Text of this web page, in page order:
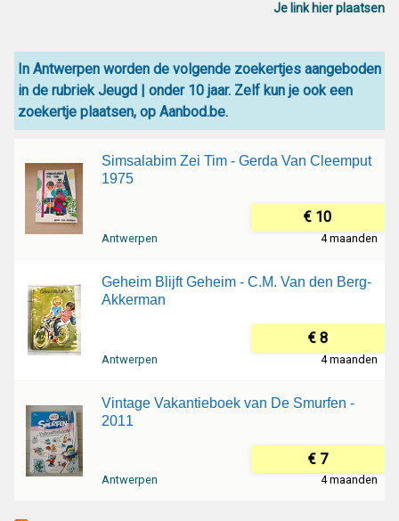
Je link hier plaatsen
In Antwerpen worden de volgende zoekertjes aangeboden
in de rubriek Jeugd | onder 10 jaar. Zelf kun je ook een
zoekertje plaatsen, op Aanbod.be.
Simsalabim Zei Tim - Gerda Van Cleemput
1975
€ 10
Antwerpen 4 maanden
Geheim Blijft Geheim - C.M. Van den Berg-
Akkerman
€ 8
Antwerpen 4 maanden
Vintage Vakantieboek van De Smurfen -
2011
€ 7
Antwerpen 4 maanden